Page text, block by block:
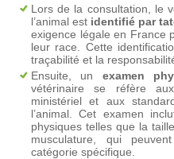
Lors de la consultation, le
l’animal est identifié par
exigence légale en France
leur race. Cette
traçabilité et la
Ensuite, un examen
vétérinaire se réfère
ministériel et aux
l’animal. Cet examen
physiques telles que la
musculature, qui
catégorie spécifique.